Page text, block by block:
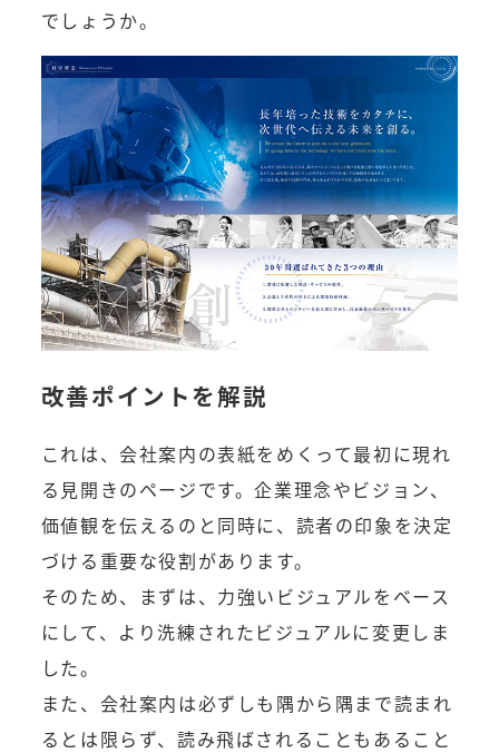
でしょうか。
改善ポイントを解説
これは、会社案内の表紙をめくって最初に現れ
る見開きのページです。企業理念やビジョン、
価値観を伝えるのと同時に、読者の印象を決定
づける重要な役割があります。
そのため、まずは、力強いビジュアルをベース
にして、より洗練されたビジュアルに変更しま
した。
また、会社案内は必ずしも隅から隅まで読まれ
るとは限らず、読み飛ばされることもあること